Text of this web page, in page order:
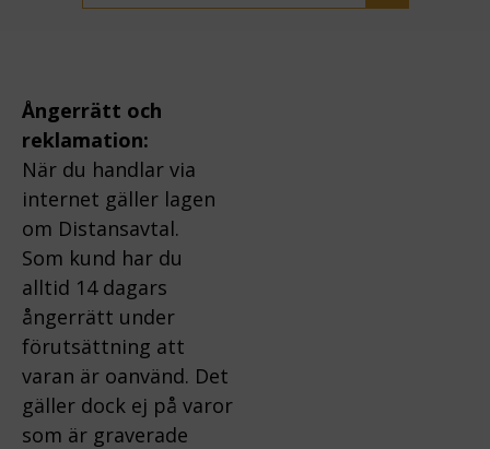
Ångerrätt och
reklamation:
När du handlar via
internet gäller lagen
om Distansavtal.
Som kund har du
alltid 14 dagars
ångerrätt under
förutsättning att
varan är oanvänd. Det
gäller dock ej på varor
som är graverade